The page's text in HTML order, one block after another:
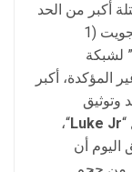
كتلة أكبر من الحد
الأقصى لحجم الكتلة الممكن من خلال سيجويت (1
” لشبكة
المؤكدة، أكبر
وتوثيق
“
Luke Jr“،
اليوم أن